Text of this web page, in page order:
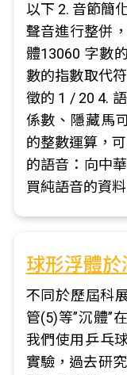
以下 2. 音節簡
聲音進行整併
體13060 字數
數的指數取代
徵的 1 / 20 4.
係數、隱藏馬
的整數運算，
的語音：向中
買純語音的資
球形浮體
不同於歷屆科
管(5)等”沉體”
我們使用乒乓
實驗，過去研